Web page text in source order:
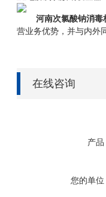
河南次氯酸钠消
营业务优势，并与内外
在线咨询
产品
您的单位